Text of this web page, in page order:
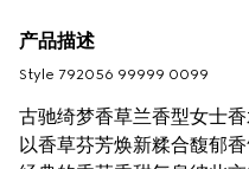
产品描述
Style ‎792056 99999 0099
古驰绮梦香草兰香型女士
以香草芬芳焕新糅合馥郁